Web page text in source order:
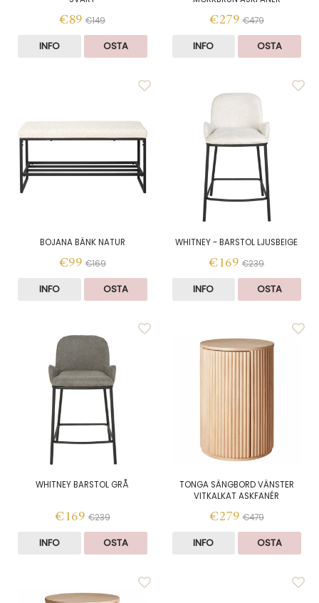
€89 €149
INFO OSTA
€279 €479
INFO OSTA
BOJANA BÄNK NATUR
€99 €169
INFO OSTA
WHITNEY - BARSTOL LJUSBEIGE
€169 €239
INFO OSTA
WHITNEY BARSTOL GRÅ
€169 €239
INFO OSTA
TONGA SÄNGBORD VÄNSTER
VITKALKAT ASKFANÉR
€279 €479
INFO OSTA